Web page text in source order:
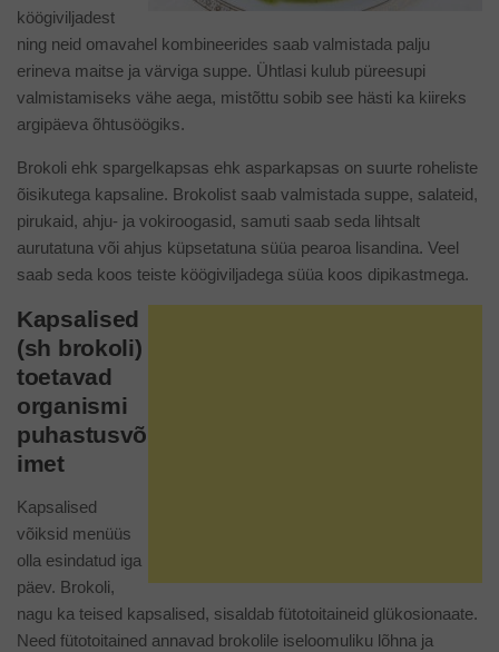
köögiviljadest
ning neid omavahel kombineerides saab valmistada palju
erineva maitse ja värviga suppe. Ühtlasi kulub püreesupi
valmistamiseks vähe aega, mistõttu sobib see hästi ka kiireks
argipäeva õhtusöögiks.
Brokoli ehk spargelkapsas ehk asparkapsas on suurte roheliste
õisikutega kapsaline. Brokolist saab valmistada suppe, salateid,
pirukaid, ahju- ja vokiroogasid, samuti saab seda lihtsalt
aurutatuna või ahjus küpsetatuna süüa pearoa lisandina. Veel
saab seda koos teiste köögiviljadega süüa koos dipikastmega.
Kapsalised
(sh brokoli)
toetavad
organismi
puhastusvõ
imet
Kapsalised
võiksid menüüs
olla esindatud iga
päev. Brokoli,
nagu ka teised kapsalised, sisaldab fütotoitaineid glükosionaate.
Need fütotoitained annavad brokolile iseloomuliku lõhna ja